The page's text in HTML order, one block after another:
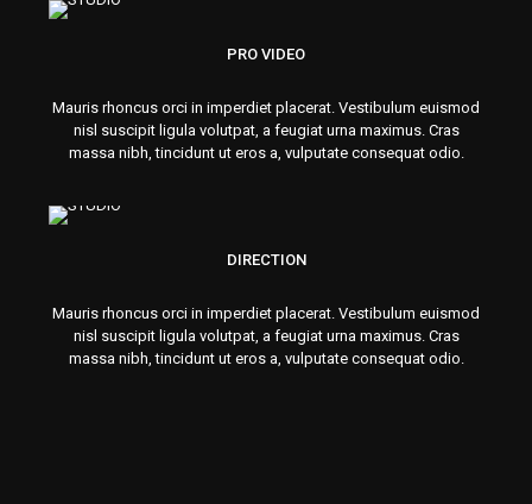
PRO VIDEO
Mauris rhoncus orci in imperdiet placerat. Vestibulum euismod
nisl suscipit ligula volutpat, a feugiat urna maximus. Cras
massa nibh, tincidunt ut eros a, vulputate consequat odio.
DIRECTION
Mauris rhoncus orci in imperdiet placerat. Vestibulum euismod
nisl suscipit ligula volutpat, a feugiat urna maximus. Cras
massa nibh, tincidunt ut eros a, vulputate consequat odio.